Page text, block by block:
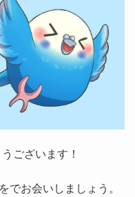
ございます！
でお会いしましょう。